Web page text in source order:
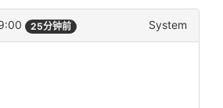
25分钟前 System